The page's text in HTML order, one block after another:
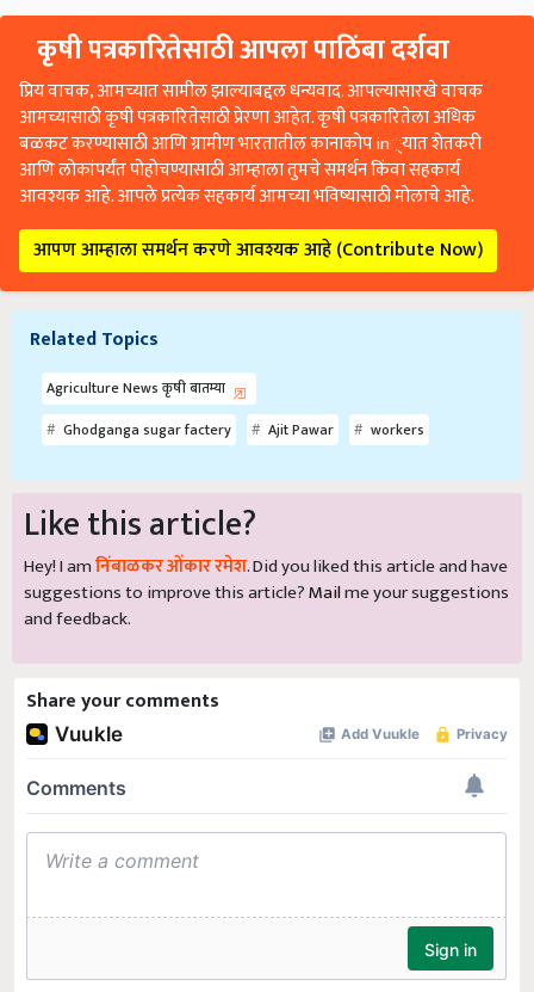
कृषी पत्रकारितेसाठी आपला पाठिंबा दर्शवा
प्रिय वाचक, आमच्यात सामील झाल्याबद्दल धन्यवाद. आपल्यासारखे वाचक
आमच्यासाठी कृषी पत्रकारितेसाठी प्रेरणा आहेत. कृषी पत्रकारितेला अधिक
बळकट करण्यासाठी आणि ग्रामीण भारतातील कानाकोप in्यात शेतकरी
आणि लोकांपर्यंत पोहोचण्यासाठी आम्हाला तुमचे समर्थन किंवा सहकार्य
आवश्यक आहे. आपले प्रत्येक सहकार्य आमच्या भविष्यासाठी मोलाचे आहे.
आपण आम्हाला समर्थन करणे आवश्यक आहे (Contribute Now)
Related Topics
Agriculture News कृषी बातम्या
Ghodganga sugar factery
Ajit Pawar workers
Like this article?
Hey! I amनिंबाळकर ओंकार रमेश. Did you liked this article and have
suggestions to improve this article?Mailme your suggestions
and feedback.
Share your comments